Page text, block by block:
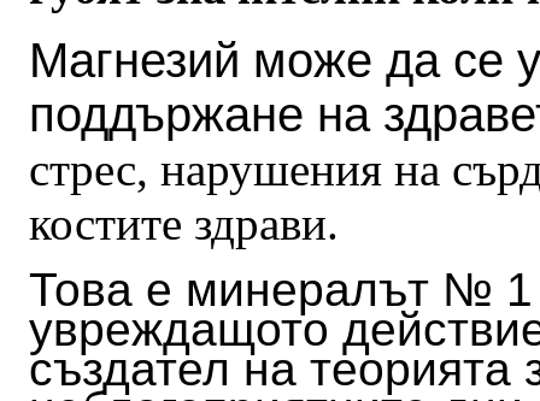
Магнезий може да се
поддържане на
стрес, нарушения на
костите здрави.
Това е минералът № 1
увреждащото
създател на